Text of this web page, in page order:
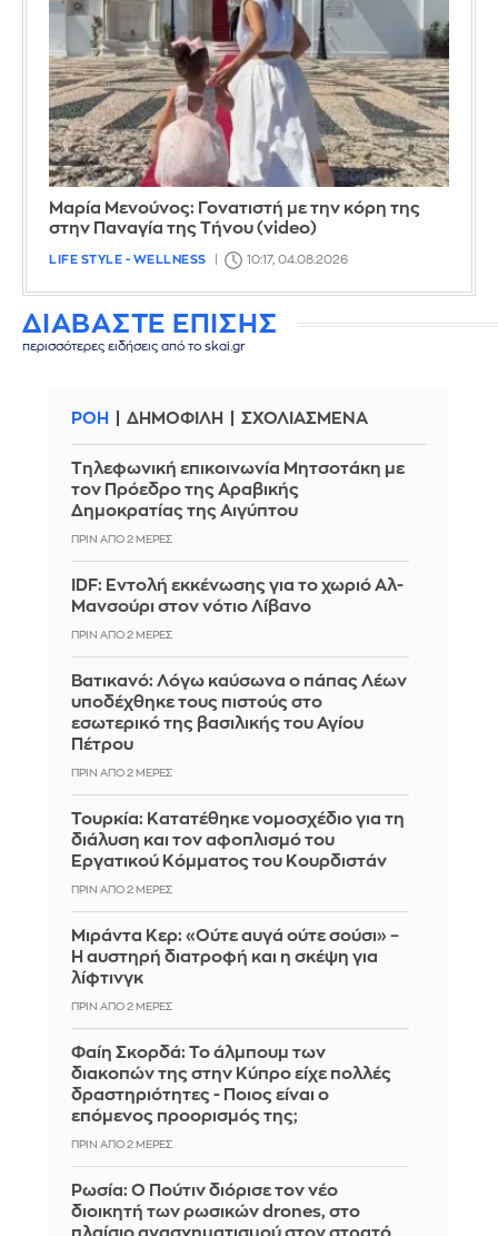
Μαρία Μενούνος: Γονατιστή με την κόρη της
στην Παναγία της Τήνου (video)
LIFE STYLE - WELLNESS 10:17, 04.08.2026
ΔΙΑΒΑΣΤΕ ΕΠΙΣΗΣ
περισσότερες ειδήσεις από το skai.gr
ΡΟΗ ΔΗΜΟΦΙΛΗ ΣΧΟΛΙΑΣΜΕΝΑ
Τηλεφωνική επικοινωνία Μητσοτάκη με
τον Πρόεδρο της Αραβικής
Δημοκρατίας της Αιγύπτου
ΠΡΙΝ ΑΠΌ 2 ΜΈΡΕΣ
IDF: Εντολή εκκένωσης για το χωριό Αλ-
Μανσούρι στον νότιο Λίβανο
ΠΡΙΝ ΑΠΌ 2 ΜΈΡΕΣ
Βατικανό: Λόγω καύσωνα ο πάπας Λέων
υποδέχθηκε τους πιστούς στο
εσωτερικό της βασιλικής του Αγίου
Πέτρου
ΠΡΙΝ ΑΠΌ 2 ΜΈΡΕΣ
Τουρκία: Κατατέθηκε νομοσχέδιο για τη
διάλυση και τον αφοπλισμό του
Εργατικού Κόμματος του Κουρδιστάν
ΠΡΙΝ ΑΠΌ 2 ΜΈΡΕΣ
Μιράντα Κερ: «Ούτε αυγά ούτε σούσι» –
Η αυστηρή διατροφή και η σκέψη για
λίφτινγκ
ΠΡΙΝ ΑΠΌ 2 ΜΈΡΕΣ
Φαίη Σκορδά: Το άλμπουμ των
διακοπών της στην Κύπρο είχε πολλές
δραστηριότητες - Ποιος είναι ο
επόμενος προορισμός της;
ΠΡΙΝ ΑΠΌ 2 ΜΈΡΕΣ
Ρωσία: Ο Πούτιν διόρισε τον νέο
διοικητή των ρωσικών drones, στο
πλαίσιο ανασχηματισμού στον στρατό